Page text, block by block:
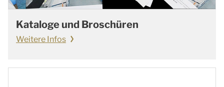
Kataloge und Broschüren
Weitere Infos